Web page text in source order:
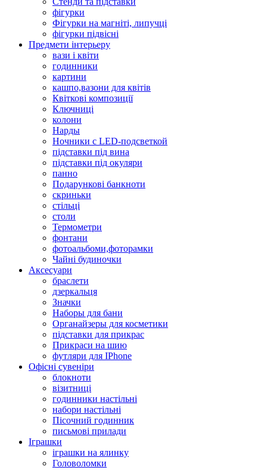
фігурки
Фігурки на магніті, липучці
фігурки підвісні
Предмети інтерьеру
вази і квіти
годинники
картини
кашпо,вазони для квітів
Квіткові композиції
Ключниці
колони
Нарды
Ночники с LED-подсветкой
підставки під вина
підставки під окуляри
панно
Подарункові банкноти
скриньки
стільці
столи
Термометри
фонтани
фотоальбоми,фоторамки
Чайні будиночки
Аксесуари
браслети
дзеркальця
Значки
Наборы для бани
Органайзеры для косметики
підставки для прикрас
Прикраси на шию
футляри для IPhone
Офісні сувеніри
блокноти
візитниці
годинники настільні
набори настільні
Пісочний годинник
письмові прилади
Іграшки
іграшки на ялинку
Головоломки